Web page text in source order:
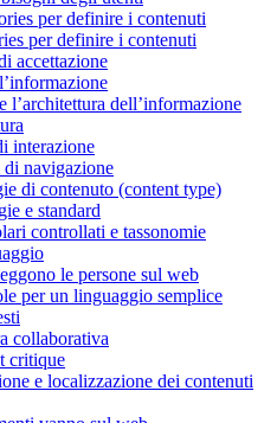
per definire i contenuti
per definire i contenuti
accettazione
l’architettura dell’informazione
interazione
navigazione
di contenuto (content type)
e standard
controllati e tassonomie
le persone sul web
per un linguaggio semplice
collaborativa
critique
e localizzazione dei contenuti